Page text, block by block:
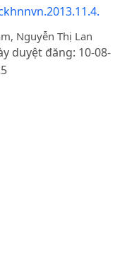
Nguyễn Thị Lan
duyệt đăng: 10-08-